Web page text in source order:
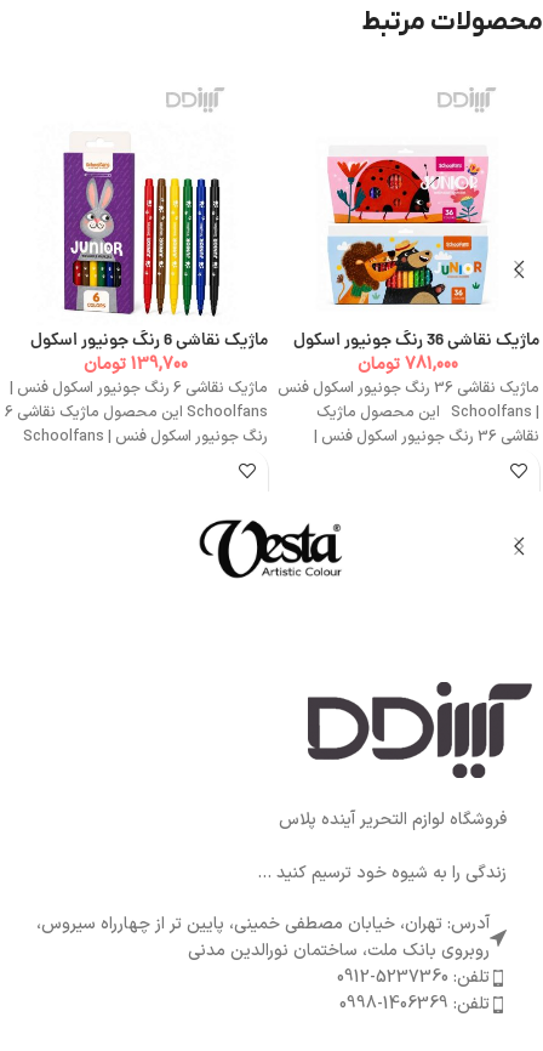
محصولات مرتبط
ماژیک نقاشی 36 رنگ جونیور اسکول
781,000 تومان
ماژیک نقاشی 36 رنگ جونیور اسکول فنس
| Schoolfans این محصول ماژیک
نقاشی 36 رنگ جونیور اسکول فنس |
ماژیک نقاشی 6 رنگ جونیور اسکول
139,700تومان
ماژیک نقاشی 6 رنگ جونیور اسکول فنس |
Schoolfans این محصول ماژیک نقاشی 6
رنگ جونیور اسکول فنس | Schoolfans
فروشگاه لوازم التحریر آینده پلاس
زندگی را به شیوه خود ترسیم کنید ...
آدرس: تهران، خیابان مصطفی خمینی، پایین تر از چهارراه سیروس،
روبروی بانک ملت، ساختمان نورالدین مدنی
تلفن: 5237360-0912
تلفن: 1406369-0998